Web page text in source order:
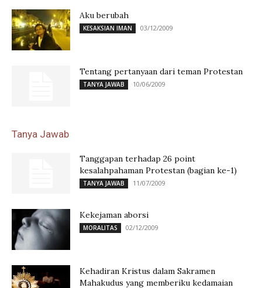
Aku berubah
KESAKSIAN IMAN 03/12/2009
Tentang pertanyaan dari teman Protestan
TANYA JAWAB 10/06/2009
Tanya Jawab
Tanggapan terhadap 26 point
kesalahpahaman Protestan (bagian ke-1)
TANYA JAWAB 11/07/2009
Kekejaman aborsi
MORALITAS 02/12/2009
Kehadiran Kristus dalam Sakramen
Mahakudus yang memberiku kedamaian